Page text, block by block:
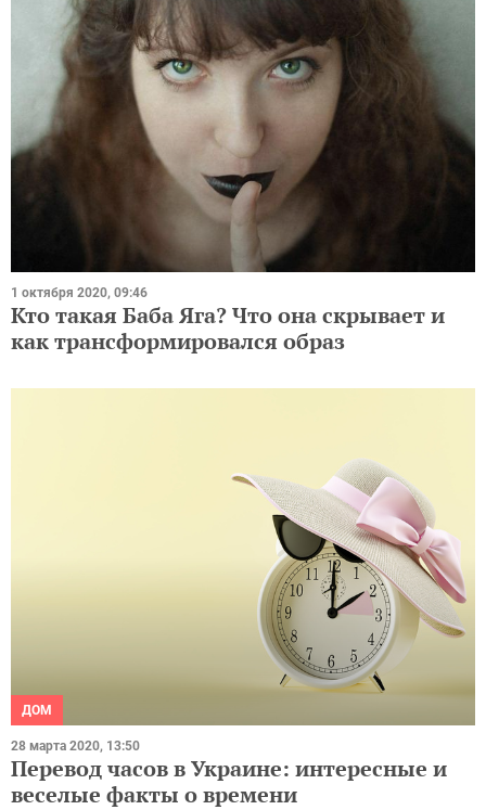
1 октября 2020, 09:46
Кто такая Баба Яга? Что она скрывает и
как трансформировался образ
ДОМ
28 марта 2020, 13:50
Перевод часов в Украине: интересные и
веселые факты о времени